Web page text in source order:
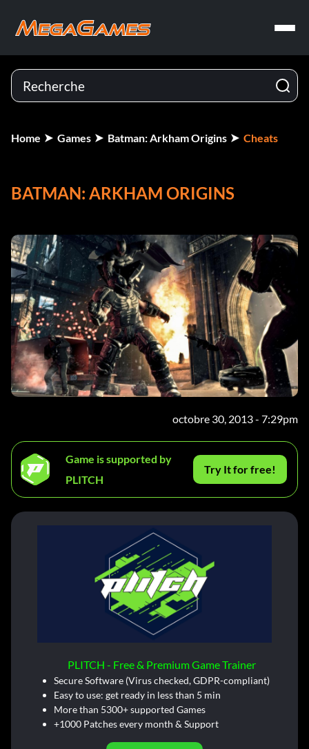
Home Games Batman: Arkham Origins Cheats
BATMAN: ARKHAM ORIGINS
octobre 30, 2013 - 7:29pm
Game is supported by
PLITCH
Try It for free!
PLITCH - Free & Premium Game Trainer
Secure Software (Virus checked, GDPR-compliant)
Easy to use: get ready in less than 5 min
More than 5300+ supported Games
+1000 Patches every month & Support